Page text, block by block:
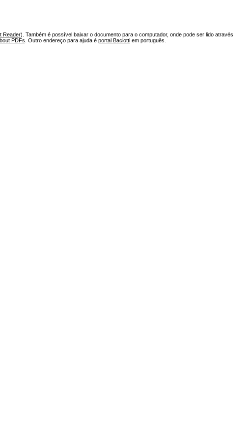
Reader). Também é possível baixar o documento para o computador, onde pode ser lido através
PDFs . Outro endereço para ajuda é portal Baciottiem português.